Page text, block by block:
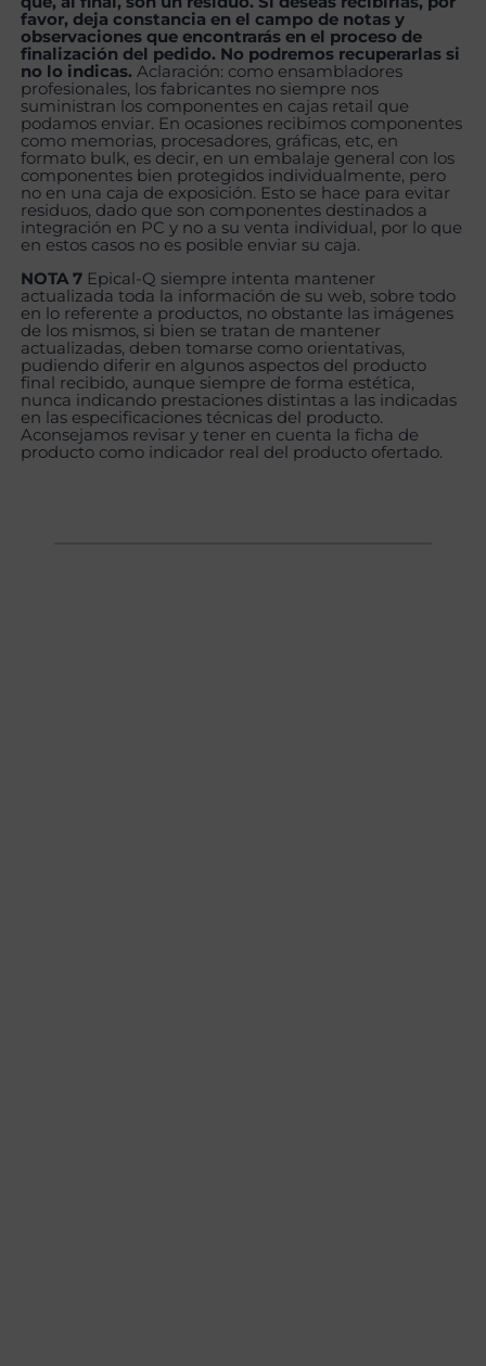
favor, deja constancia en el campo de notas y
observaciones que encontrarás en el proceso de
finalización del pedido. No podremos recuperarlas si
no lo indicas. Aclaración: como ensambladores
profesionales, los fabricantes no siempre nos
suministran los componentes en cajas retail que
podamos enviar. En ocasiones recibimos componentes
como memorias, procesadores, gráficas, etc, en
formato bulk, es decir, en un embalaje general con los
componentes bien protegidos individualmente, pero
no en una caja de exposición. Esto se hace para evitar
residuos, dado que son componentes destinados a
integración en PC y no a su venta individual, por lo que
en estos casos no es posible enviar su caja.
NOTA 7 Epical-Q siempre intenta mantener
actualizada toda la información de su web, sobre todo
en lo referente a productos, no obstante las imágenes
de los mismos, si bien se tratan de mantener
actualizadas, deben tomarse como orientativas,
pudiendo diferir en algunos aspectos del producto
final recibido, aunque siempre de forma estética,
nunca indicando prestaciones distintas a las indicadas
en las especificaciones técnicas del producto.
Aconsejamos revisar y tener en cuenta la ficha de
producto como indicador real del producto ofertado.